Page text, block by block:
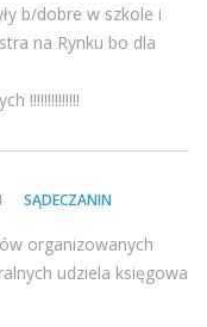
b/dobre w szkole i
na Rynku bo dla
!!!!!!!!!!!!!!
SĄDECZANIN
organizowanych
udziela księgowa